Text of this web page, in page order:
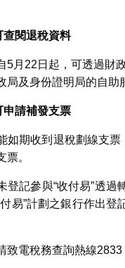
查閱退稅資料
5月22日起，可透過財
局及身份證明局的自助
申請補發支票
如期收到退稅劃線支
票。
登記參與“收付易”透
易”計劃之銀行作出
致電稅務查詢熱線2833